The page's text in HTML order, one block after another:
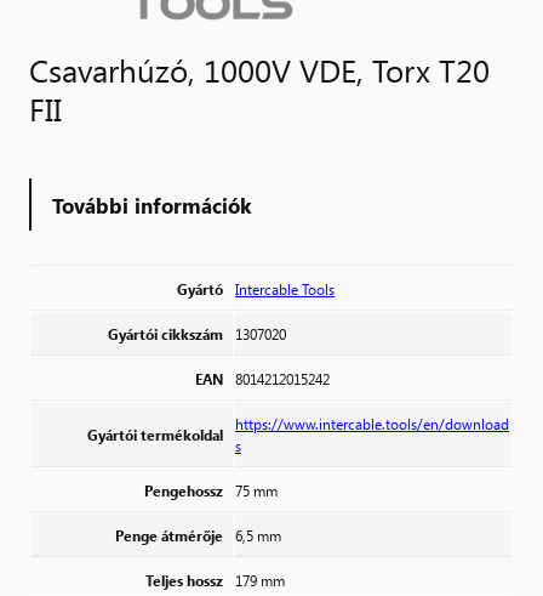
Csavarhúzó, 1000V VDE, Torx T20
FII
További információk
Gyártó Intercable Tools
Gyártói cikkszám 1307020
EAN 8014212015242
Gyártói termékoldal
https://www.intercable.tools/en/download
s
Pengehossz 75 mm
Penge átmérője 6,5 mm
Teljes hossz 179 mm